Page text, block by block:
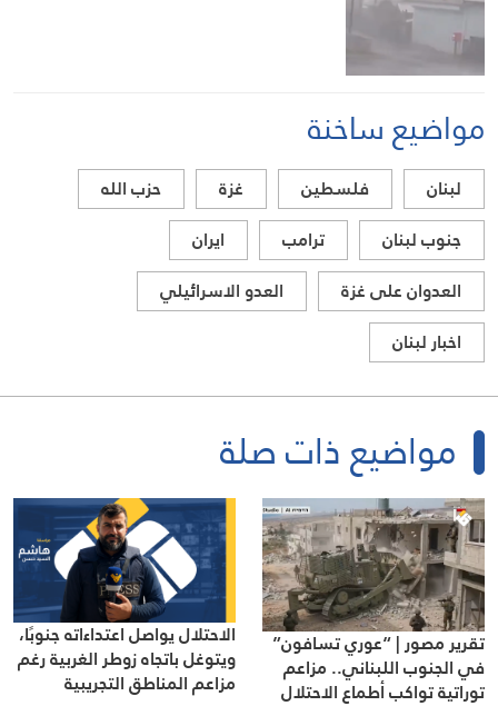
مواضيع ساخنة
لبنان فلسطين غزة
حزب الله
جنوب لبنان
ترامب
ايران
العدوان على غزة
العدو الاسرائيلي
اخبار لبنان
مواضيع ذات صلة
تقرير مصور | “عوري تسافون”
في الجنوب اللبناني.. مزاعم
توراتية تواكب أطماع الاحتلال
الاحتلال يواصل اعتداءاته جنوبًا،
ويتوغل باتجاه زوطر الغربية رغم
مزاعم المناطق التجريبية